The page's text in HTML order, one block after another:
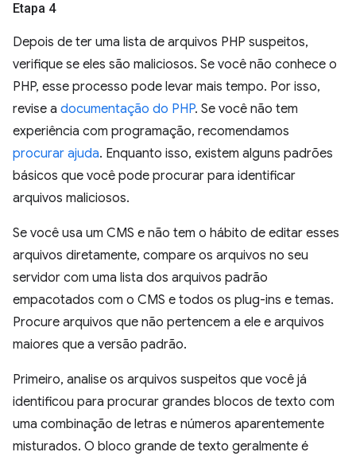
Etapa 4
Depois de ter uma lista de arquivos PHP suspeitos,
verifique se eles são maliciosos. Se você não conhece o
PHP, esse processo pode levar mais tempo. Por isso,
revise a documentação do PHP. Se você não tem
experiência com programação, recomendamos
procurar ajuda. Enquanto isso, existem alguns padrões
básicos que você pode procurar para identificar
arquivos maliciosos.
Se você usa um CMS e não tem o hábito de editar esses
arquivos diretamente, compare os arquivos no seu
servidor com uma lista dos arquivos padrão
empacotados com o CMS e todos os plug-ins e temas.
Procure arquivos que não pertencem a ele e arquivos
maiores que a versão padrão.
Primeiro, analise os arquivos suspeitos que você já
identificou para procurar grandes blocos de texto com
uma combinação de letras e números aparentemente
misturados. O bloco grande de texto geralmente é